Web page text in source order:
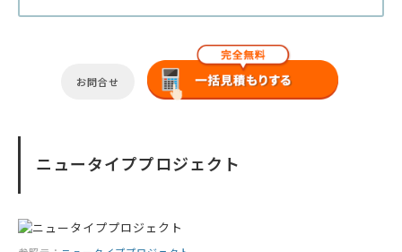
お問合せ
ニュータイププロジェクト